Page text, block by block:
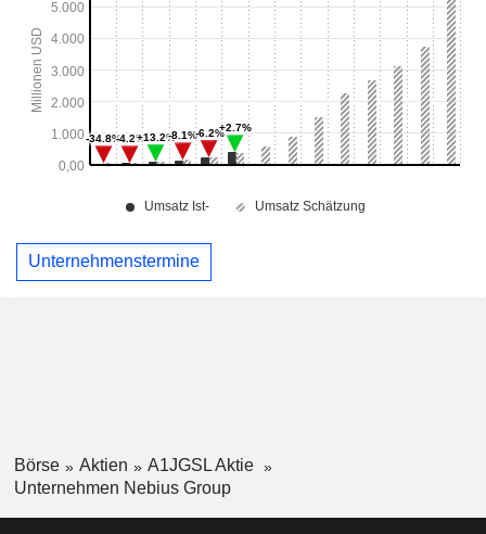
Unternehmenstermine
Börse Aktien
A1JGSL Aktie
Unternehmen Nebius Group